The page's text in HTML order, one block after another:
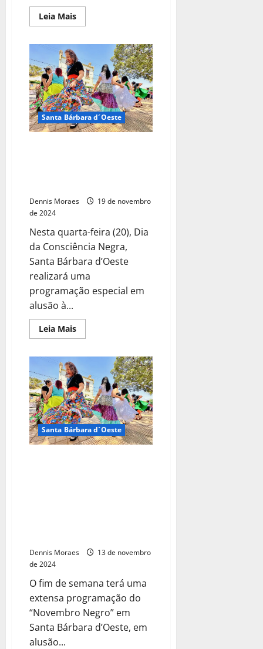
Leia Mais
Santa Bárbara d´Oeste
Dennis Moraes
19 de novembro
de 2024
Nesta quarta-feira (20), Dia
da Consciência Negra,
Santa Bárbara d’Oeste
realizará uma
programação especial em
alusão à...
Leia Mais
Santa Bárbara d´Oeste
Dennis Moraes
13 de novembro
de 2024
O fim de semana terá uma
extensa programação do
“Novembro Negro” em
Santa Bárbara d’Oeste, em
alusão...